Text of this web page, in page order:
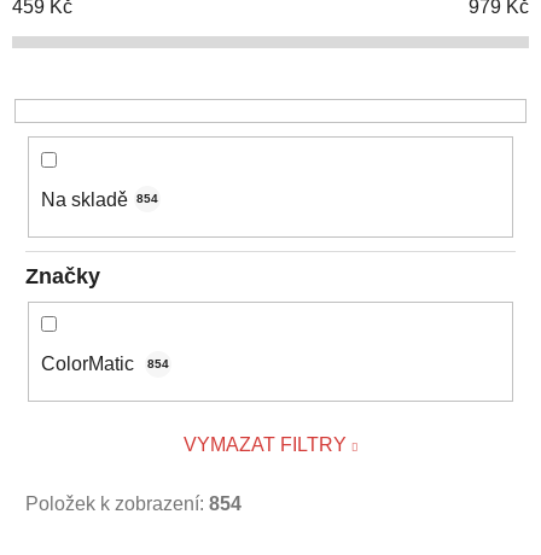
o
d
k
459 Kč 979 Kč
Na skladě 854
Značky
ColorMatic 854
VYMAZAT FILTRY
Položek k zobrazení: 854